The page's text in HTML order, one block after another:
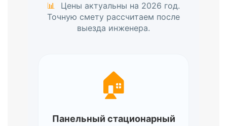
📊
Цены актуальны на 2026 год.
Точную смету рассчитаем после
выезда инженера.
🏠
Панельный стационарный